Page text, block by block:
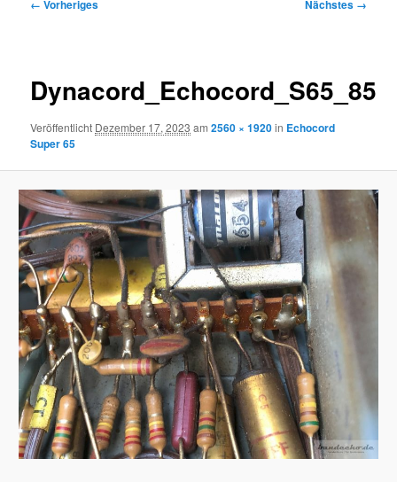
← Vorheriges Nächstes →
Dynacord_Echocord_S65_85
Veröffentlicht Dezember 17, 2023 am2560 × 1920in Echocord
Super 65